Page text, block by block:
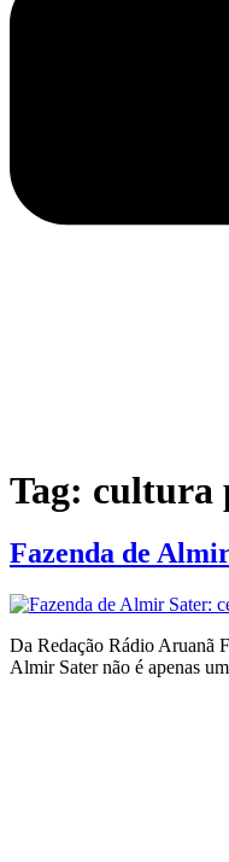
Tag: cultura
Fazenda de
Da Redação Rádio Aruanã
Almir Sater não é apenas